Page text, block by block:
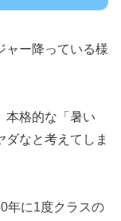
ャー降っている様
本格的な「暑い
なと考えてしま
年に1度クラスの